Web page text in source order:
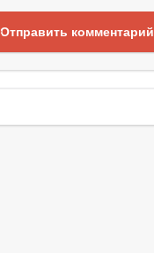
Отправить комментарий